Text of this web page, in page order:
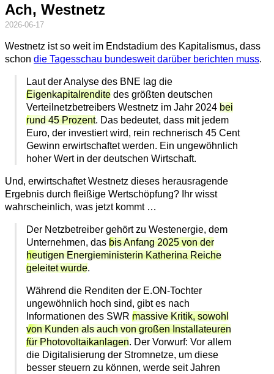
Ach, Westnetz
2026-06-17
Westnetz ist so weit im Endstadium des Kapitalismus, dass
schon die Tagesschau bundesweit darüber berichten muss.
Laut der Analyse des BNE lag die
Eigenkapitalrendite des größten deutschen
Verteilnetzbetreibers Westnetz im Jahr 2024bei
rund 45 Prozent. Das bedeutet, dass mit jedem
Euro, der investiert wird, rein rechnerisch 45 Cent
Gewinn erwirtschaftet werden. Ein ungewöhnlich
hoher Wert in der deutschen Wirtschaft.
Und, erwirtschaftet Westnetz dieses herausragende
Ergebnis durch fleißige Wertschöpfung? Ihr wisst
wahrscheinlich, was jetzt kommt …
Der Netzbetreiber gehört zu Westenergie, dem
Unternehmen, dasbis Anfang 2025 von der
heutigen Energieministerin Katherina Reiche
geleitet wurde.
Während die Renditen der E.ON-Tochter
ungewöhnlich hoch sind, gibt es nach
Informationen des SWRmassive Kritik, sowohl
von Kunden als auch von großen Installateuren
für Photovoltaikanlagen. Der Vorwurf: Vor allem
die Digitalisierung der Stromnetze, um diese
besser steuern zu können, werde seit Jahren